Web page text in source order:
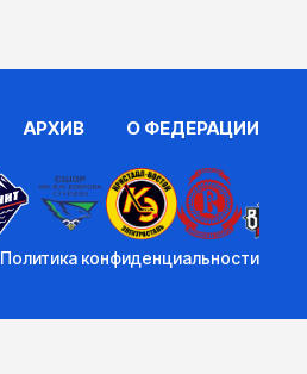
АРХИВ О ФЕДЕРАЦИИ
Политика конфиденциальности